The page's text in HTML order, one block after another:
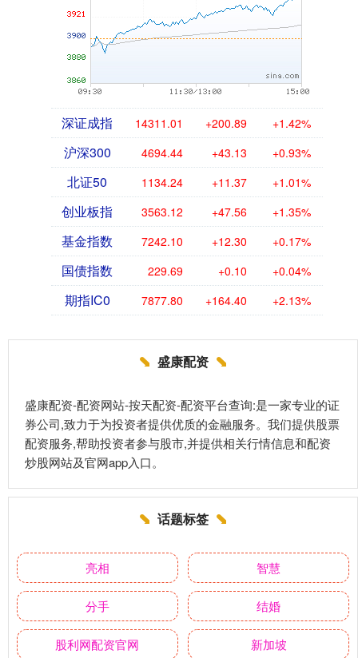
深证成指 14311.01 +200.89 +1.42%
沪深300 4694.44 +43.13 +0.93%
北证50 1134.24 +11.37 +1.01%
创业板指 3563.12 +47.56 +1.35%
基金指数 7242.10 +12.30 +0.17%
国债指数 229.69 +0.10 +0.04%
期指IC0 7877.80 +164.40 +2.13%
盛康配资
盛康配资-配资网站-按天配资-配资平台查询:是一家专业的证
券公司,致力于为投资者提供优质的金融服务。我们提供股票
配资服务,帮助投资者参与股市,并提供相关行情信息和配资
炒股网站及官网app入口。
话题标签
亮相 智慧
分手 结婚
股利网配资官网 新加坡